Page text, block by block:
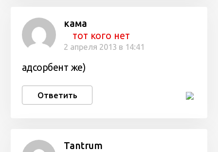
кама
тот кого нет
2 апреля 2013 в 14:41
адсорбент же)
Ответить
Tantrum